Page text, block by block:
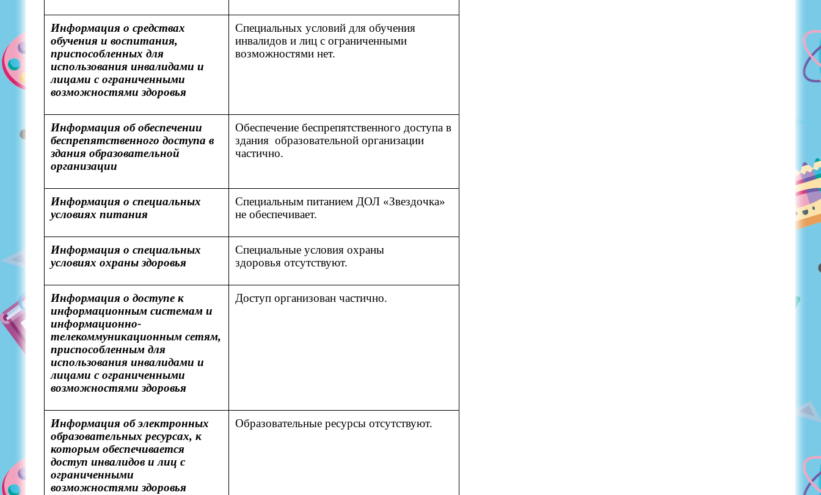
Информация о средствах
обучения и воспитания,
приспособленных для
использования инвалидами и
лицами с ограниченными
возможностями здоровья
Специальных условий для обучения
инвалидов и лиц с ограниченными
возможностями нет.
Информация об обеспечении
беспрепятственного доступа в
здания образовательной
организации
Обеспечение беспрепятственного доступа в
здания образовательной организации
частично.
Информация о специальных
условиях питания
Специальным питанием ДОЛ «Звездочка»
не обеспечивает.
Информация о специальных
условиях охраны здоровья
Специальные условия охраны
здоровья отсутствуют.
Информация о доступе к
информационным системам и
информационно-
телекоммуникационным сетям,
приспособленным для
использования инвалидами и
лицами с ограниченными
возможностями здоровья
Доступ организован частично.
Информация об электронных
образовательных ресурсах, к
которым обеспечивается
доступ инвалидов и лиц с
ограниченными
возможностями здоровья
Образовательные ресурсы отсутствуют.